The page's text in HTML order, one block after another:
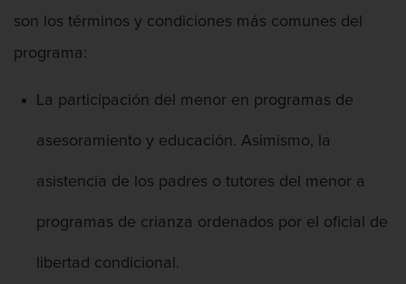
son los términos y condiciones más comunes del
programa:
La participación del menor en programas de
asesoramiento y educación. Asimismo, la
asistencia de los padres o tutores del menor a
programas de crianza ordenados por el oficial de
libertad condicional.
Abogado De Defensa De Agresión
Abuso De Ancianos Y Adultos